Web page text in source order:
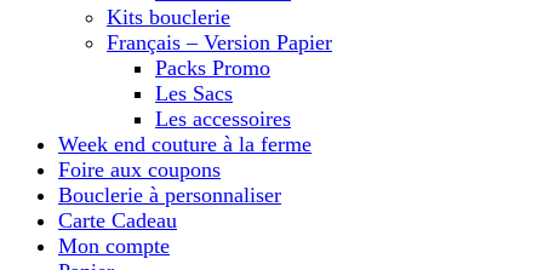
Kits bouclerie
Français – Version Papier
Packs Promo
Les Sacs
Les accessoires
Week end couture à la ferme
Foire aux coupons
Bouclerie à personnaliser
Carte Cadeau
Mon compte